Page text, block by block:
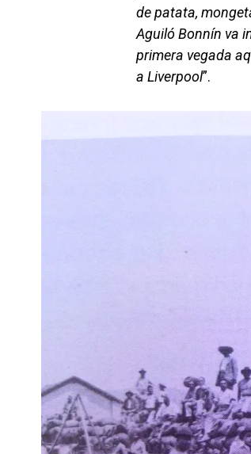
de patata,
Aguiló Bonnín va
primera vegada
a Liverpool”.